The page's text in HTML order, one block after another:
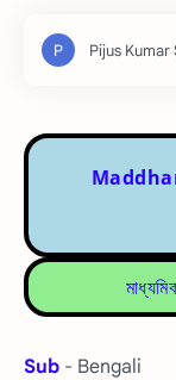
Sub - Bengali